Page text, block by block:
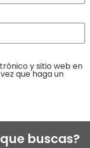
y sitio web en
que haga un
buscas?